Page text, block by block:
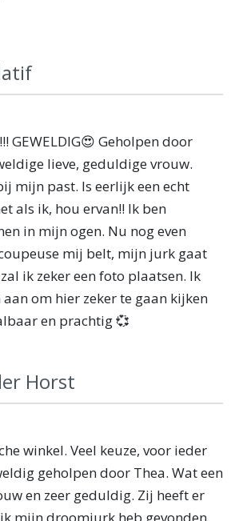
GEWELDIG😍 Geholpen door
lieve, geduldige vrouw.
mijn past. Is eerlijk een echt
als ik, hou ervan!! Ik ben
in mijn ogen. Nu nog even
mij belt, mijn jurk gaat
ik zeker een foto plaatsen. Ik
om hier zeker te gaan kijken
en prachtig 💞
Horst
winkel. Veel keuze, voor ieder
geholpen door Thea. Wat een
en zeer geduldig. Zij heeft er